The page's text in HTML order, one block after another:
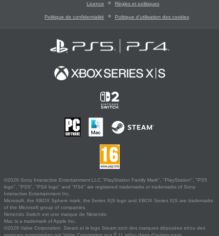
Licence Règles et politiques
Politique de confidentialité Politique d'utilisation des cookies
©2026 Sony Interactive Entertainment LLC."PlayStation Family Mark", "PlayStation", "PS5
logo", "PS5", "PS4 logo" and "PS4" are registered trademarks or trademarks of Sony
Interactive Entertainment Inc.
Microsoft, the XBOX Sphere mark, the Series X|S logo and XBOX Series X|S are trademarks
of the Microsoft group of companies.
Nintendo Switch est une marque de Nintendo.
Mac is a trademark of Apple Inc.
©2026 Valve Corporation. Steam et le logo Steam sont des marques déposées et/ou des
marques enregistrées par Valve Corporation aux É.U. et/ou dans d'autres pays.